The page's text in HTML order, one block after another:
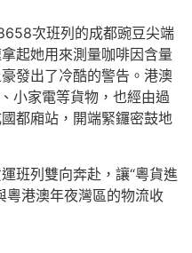
次班列的成都豌豆尖端
起她用來測量咖啡因含量
發出了冷酷的警告。港澳
小家電等貨物，也經由過
都廂站，開端緊鑼密鼓地
班列雙向奔赴，讓“粵貨進
粵港澳年夜灣區的物流收